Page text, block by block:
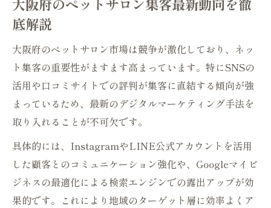
ホームページ運用が高めるペットサロン集
客力
SNS活用で広がるペットサロンの集客効果
口コミ活用がペットサロン集客を後押しす
る
ペットサロンのネット集客で失敗しない秘
訣
新規開業者が選ぶべきネット集客戦略とは
底解説
大阪府のペットサロン市場は競争が激化しており、ネッ
ト集客の重要性がますます高まっています。特にSNSの
活用や口コミサイトでの評判が集客に直結する傾向が強
まっているため、最新のデジタルマーケティング手法を
取り入れることが不可欠です。
具体的には、InstagramやLINE公式アカウントを活用
した顧客とのコミュニケーション強化や、Googleマイビ
ジネスの最適化による検索エンジンでの露出アップが効
果的です。これにより地域のターゲット層に効率よくア